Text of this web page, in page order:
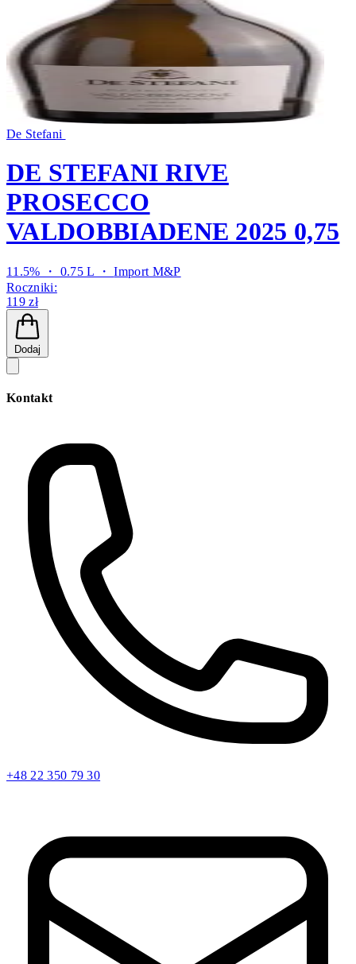
De Stefani
DE STEFANI RIVE
PROSECCO
VALDOBBIADENE 2025 0,75
11.5% ・ 0.75 L ・Import M&P
Roczniki:
119 zł
Dodaj
Kontakt
+48 22 350 79 30